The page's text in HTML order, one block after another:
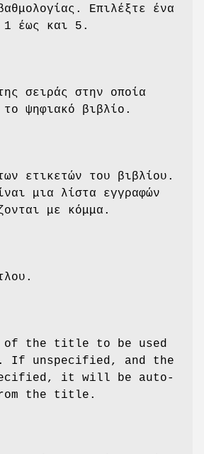
Επιλέξτε ένα
1 έως και 5.
σειράς στην οποία
ψηφιακό βιβλίο.
ετικετών του βιβλίου.
μια λίστα εγγραφών
με κόμμα.
of the title to be used
If unspecified, and the
it will be auto-
the title.